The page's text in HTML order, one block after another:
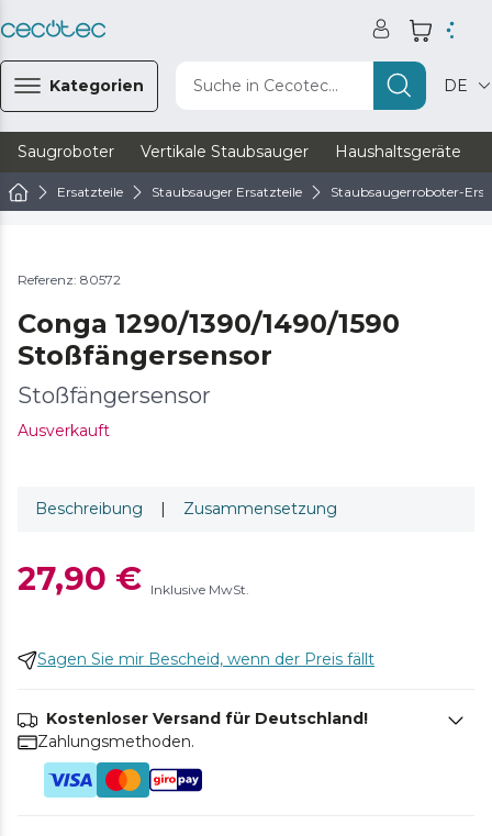
Kategorien Suche in Cecotec... DE
Saugroboter Vertikale Staubsauger Haushaltsgeräte
Ersatzteile Staubsauger Ersatzteile Staubsaugerroboter-
Referenz: 80572
Conga 1290/1390/1490/1590
Stoßfängersensor
Stoßfängersensor
Ausverkauft
Beschreibung | Zusammensetzung
27,90 € Inklusive MwSt.
Sagen Sie mir Bescheid, wenn der Preis fällt
Kostenloser Versand für Deutschland!
Zahlungsmethoden.